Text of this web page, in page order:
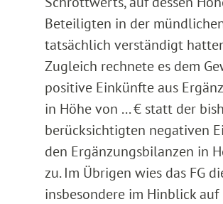
Beteiligten in der
tatsächlich verständigt
Zugleich rechnete es dem
positive Einkünfte aus
in Höhe von ... € statt der
berücksichtigten negativen
den Ergänzungsbilanzen in
zu. Im Übrigen wies das FG
insbesondere im Hinblick